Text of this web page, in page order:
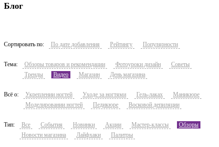
Блог
Сортировать по: По дате добавления Рейтингу Популярности
Тема: Обзоры товаров и рекомендации Фотоуроки дизайн
Советы
Тренды
Видео Магазин День магазина
Всё о: Укреплении ногтей Уходе за ногтями Гель-лаках
Маникюре
Моделировании ногтей
Педикюре Восковой депиляции
Тип: Все События Новинки Акции Мастер-классы
Обзоры
Новости магазина
Лайфхаки Палитры